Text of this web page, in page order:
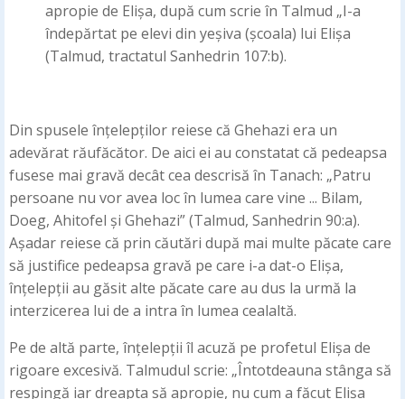
apropie de Elișa, după cum scrie în Talmud „I-a
îndepărtat pe elevi din yeșiva (școala) lui Elișa
(Talmud, tractatul Sanhedrin 107:b).
Din spusele înțelepților reiese că Ghehazi era un
adevărat răufăcător. De aici ei au constatat că pedeapsa
fusese mai gravă decât cea descrisă în Tanach: „Patru
persoane nu vor avea loc în lumea care vine ... Bilam,
Doeg, Ahitofel și Ghehazi” (Talmud, Sanhedrin 90:a).
Așadar reiese că prin căutări după mai multe păcate care
să justifice pedeapsa gravă pe care i-a dat-o Elișa,
înțelepții au găsit alte păcate care au dus la urmă la
interzicerea lui de a intra în lumea cealaltă.
Pe de altă parte, înțelepții îl acuză pe profetul Elișa de
rigoare excesivă. Talmudul scrie: „Întotdeauna stânga să
respingă iar dreapta să apropie, nu cum a făcut Elișa